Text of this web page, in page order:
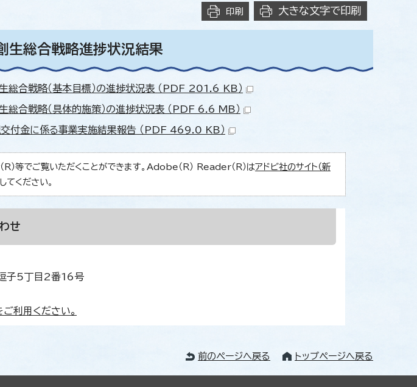
印刷 大きな文字で印刷
生総合戦略進捗状況結果
総合戦略（基本目標）の進捗状況表 （PDF 201.6 KB）
総合戦略（具体的施策）の進捗状況表 （PDF 6.6 MB）
付金に係る事業実施結果報告 （PDF 469.0 KB）
）等でご覧いただくことができます。Adobe（R） Reader（R）はアドビ社のサイト（新
てください。
せ
子5丁目2番16号
利用ください。
前のページへ戻る トップページへ戻る